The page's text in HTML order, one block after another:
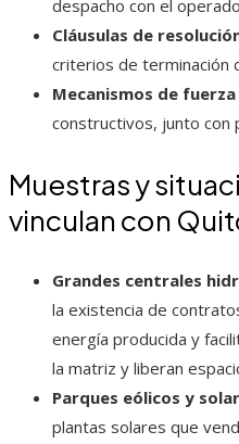
despacho con el
Cláusulas de
criterios de terminación
Mecanismos de
constructivos, junto con
Muestras y
vinculan con
Grandes centrales
la existencia de
energía producida y
la matriz y liberan
Parques eólicos y
plantas solares que